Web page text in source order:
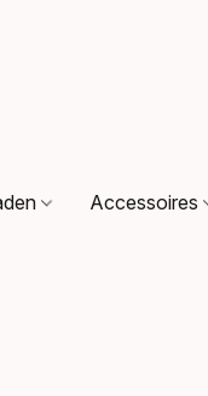
Accessoires